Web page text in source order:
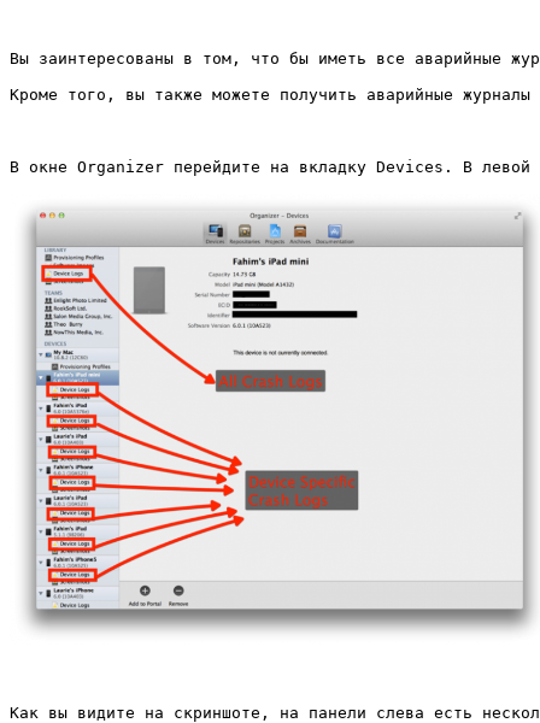
Вы заинтересованы в том, что бы иметь все аварийные
Кроме того, вы также можете получить аварийные
В окне Organizer перейдите на вкладку Devices. В левой
Как вы видите на скриншоте, на панели слева есть